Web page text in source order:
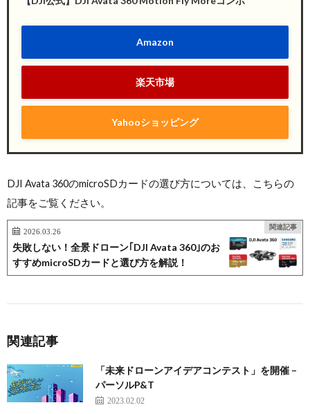
Amazon
楽天市場
Yahooショッピング
DJI Avata 360のmicroSDカードの選び方については、こちらの
記事をご覧ください。
関連記事
2026.03.26
失敗しない！全景ドローン｢DJI Avata 360｣のお
すすめmicroSDカードと選び方を解説！
関連記事
「未来ドローンアイデアコンテスト」を開催 –
パーソルP&T
2023.02.02